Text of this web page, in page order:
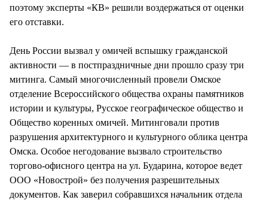
поэтому эксперты «КВ» решили воздержаться от оценки
его отставки.
День России вызвал у омичей вспышку гражданской
активности — в постпраздничные дни прошло сразу три
митинга. Самый многочисленный провели Омское
отделение Всероссийского общества охраны памятников
истории и культуры, Русское географическое общество и
Общество коренных омичей. Митинговали против
разрушения архитектурного и культурного облика центра
Омска. Особое негодование вызвало строительство
торгово-офисного центра на ул. Бударина, которое ведет
ООО «Новострой» без получения разрешительных
документов. Как заверил собравшихся начальник отдела